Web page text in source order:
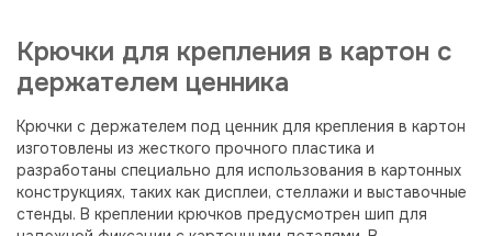
Крючки для крепления в картон с
держателем ценника
Крючки с держателем под ценник для крепления в картон
изготовлены из жесткого прочного пластика и
разработаны специально для использования в картонных
конструкциях, таких как дисплеи, стеллажи и выставочные
стенды. В креплении крючков предусмотрен шип для